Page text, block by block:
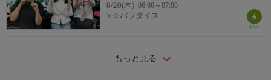
8/20(木) 06:00～07:00
V☆パラダイス
もっと見る